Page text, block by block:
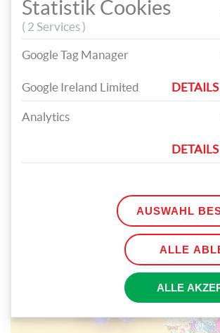
Statistik Cookies
( 2 Services )
Google Tag Manager
Google Ireland Limited
Analytics
AUSWAHL
ALLE
ALLE